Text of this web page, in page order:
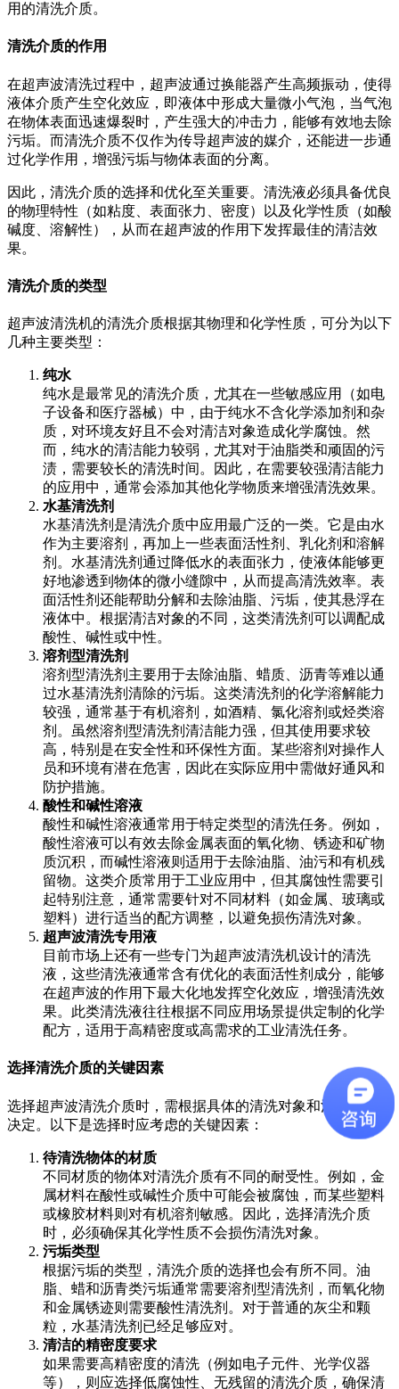
用的清洗介质。
清洗介质的作用
在超声波清洗过程中，超声波通过换能器产生高频振动，使得
液体介质产生空化效应，即液体中形成大量微小气泡，当气泡
在物体表面迅速爆裂时，产生强大的冲击力，能够有效地去除
污垢。而清洗介质不仅作为传导超声波的媒介，还能进一步通
过化学作用，增强污垢与物体表面的分离。
因此，清洗介质的选择和优化至关重要。清洗液必须具备优良
的物理特性（如粘度、表面张力、密度）以及化学性质（如酸
碱度、溶解性），从而在超声波的作用下发挥最佳的清洁效
果。
清洗介质的类型
超声波清洗机的清洗介质根据其物理和化学性质，可分为以下
几种主要类型：
纯水
纯水是最常见的清洗介质，尤其在一些敏感应用（如电
子设备和医疗器械）中，由于纯水不含化学添加剂和杂
质，对环境友好且不会对清洁对象造成化学腐蚀。然
而，纯水的清洁能力较弱，尤其对于油脂类和顽固的污
渍，需要较长的清洗时间。因此，在需要较强清洁能力
的应用中，通常会添加其他化学物质来增强清洗效果。
水基清洗剂
水基清洗剂是清洗介质中应用最广泛的一类。它是由水
作为主要溶剂，再加上一些表面活性剂、乳化剂和溶解
剂。水基清洗剂通过降低水的表面张力，使液体能够更
好地渗透到物体的微小缝隙中，从而提高清洗效率。表
面活性剂还能帮助分解和去除油脂、污垢，使其悬浮在
液体中。根据清洁对象的不同，这类清洗剂可以调配成
酸性、碱性或中性。
溶剂型清洗剂
溶剂型清洗剂主要用于去除油脂、蜡质、沥青等难以通
过水基清洗剂清除的污垢。这类清洗剂的化学溶解能力
较强，通常基于有机溶剂，如酒精、氯化溶剂或烃类溶
剂。虽然溶剂型清洗剂清洁能力强，但其使用要求较
高，特别是在安全性和环保性方面。某些溶剂对操作人
员和环境有潜在危害，因此在实际应用中需做好通风和
防护措施。
酸性和碱性溶液
酸性和碱性溶液通常用于特定类型的清洗任务。例如，
酸性溶液可以有效去除金属表面的氧化物、锈迹和矿物
质沉积，而碱性溶液则适用于去除油脂、油污和有机残
留物。这类介质常用于工业应用中，但其腐蚀性需要引
起特别注意，通常需要针对不同材料（如金属、玻璃或
塑料）进行适当的配方调整，以避免损伤清洗对象。
超声波清洗专用液
目前市场上还有一些专门为超声波清洗机设计的清洗
液，这些清洗液通常含有优化的表面活性剂成分，能够
在超声波的作用下最大化地发挥空化效应，增强清洗效
果。此类清洗液往往根据不同应用场景提供定制的化学
配方，适用于高精密度或高需求的工业清洗任务。
选择清洗介质的关键因素
选择超声波清洗介质时，需根据具体的清洗对象和清洁需求来
决定。以下是选择时应考虑的关键因素：
待清洗物体的材质
不同材质的物体对清洗介质有不同的耐受性。例如，金
属材料在酸性或碱性介质中可能会被腐蚀，而某些塑料
或橡胶材料则对有机溶剂敏感。因此，选择清洗介质
时，必须确保其化学性质不会损伤清洗对象。
污垢类型
根据污垢的类型，清洗介质的选择也会有所不同。油
脂、蜡和沥青类污垢通常需要溶剂型清洗剂，而氧化物
和金属锈迹则需要酸性清洗剂。对于普通的灰尘和颗
粒，水基清洗剂已经足够应对。
清洁的精密度要求
如果需要高精密度的清洗（例如电子元件、光学仪器
等），则应选择低腐蚀性、无残留的清洗介质，确保清